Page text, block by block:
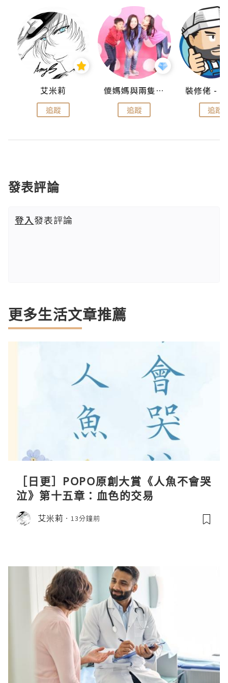
艾米莉
追蹤
儍媽媽與兩隻小魔怪之家
追蹤 追蹤
發表評論
登入發表評論
更多生活文章推薦
［日更］POPO原創大賞《人魚不會哭
泣》第十五章：血色的交易
艾米莉 13分鐘前